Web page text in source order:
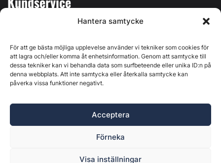
Hantera samtycke
För att ge bästa möjliga upplevelse använder vi tekniker som cookies för
att lagra och/eller komma åt enhetsinformation. Genom att samtycke till
dessa tekniker kan vi behandla data som surfbeteende eller unika ID:n på
denna webbplats. Att inte samtycka eller återkalla samtycke kan
påverka vissa funktioner negativt.
Acceptera
Förneka
Visa inställningar
Kontakta oss
Östernäsvägen 1, 827 32 Ljusdal, org.nr: 556625-6425 -
Ansvarig utgivare: Henrik Ekberg. Innehållet på denna
webbplats är upphovsrättsligt skyddat. Ange källa vid citering.
Byggvärlden är en del avMarknadsdatagruppen
Policy för datahantering, integritet och cookies